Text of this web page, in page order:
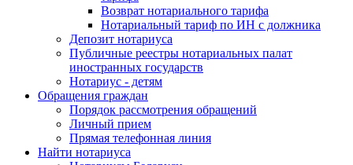
Возврат нотариального тарифа
Нотариальный тариф по ИН с должника
Депозит нотариуса
Публичные реестры нотариальных палат
иностранных государств
Нотариус - детям
Обращения граждан
Порядок рассмотрения обращений
Личный прием
Прямая телефонная линия
Найти нотариуса